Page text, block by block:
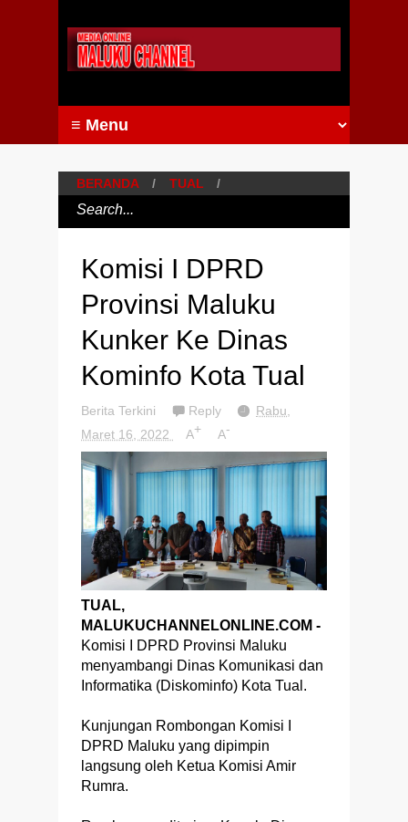
BERANDA / TUAL /
Komisi I DPRD
Provinsi Maluku
Kunker Ke Dinas
Kominfo Kota Tual
Berita Terkini Reply
Rabu,
Maret 16, 2022
A+ A-
TUAL,
MALUKUCHANNELONLINE.COM -
Komisi I DPRD Provinsi Maluku
menyambangi Dinas Komunikasi dan
Informatika (Diskominfo) Kota Tual.
Kunjungan Rombongan Komisi I
DPRD Maluku yang dipimpin
langsung oleh Ketua Komisi Amir
Rumra.